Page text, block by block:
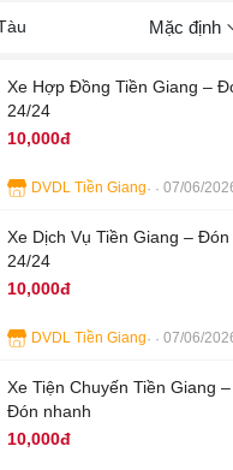
Mặc định
Xe Hợp Đồng Tiền Giang –
24/24
10,000đ
DVDL Tiền Giang 07/06/
Xe Dịch Vụ Tiền Giang –
24/24
10,000đ
DVDL Tiền Giang 07/06/
Xe Tiện Chuyến Tiền Giang
Đón nhanh
10,000đ